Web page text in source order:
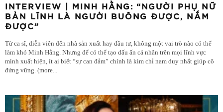
INTERVIEW | MINH HẰNG: “NGƯỜI PHỤ NỮ
BẢN LĨNH LÀ NGƯỜI BUÔNG ĐƯỢC, NẮM
ĐƯỢC”
Từ ca sĩ, diễn viên đến nhà sản xuất hay đầu tư, không một vai trò nào có thể
làm khó Minh Hằng. Nhưng để có thể tạo dấu ấn cá nhân trên mọi lĩnh vực
mình xuất hiện, ít ai biết “sự can đảm” chính là kim chỉ nam duy nhất giúp cô
đứng vững. (more...